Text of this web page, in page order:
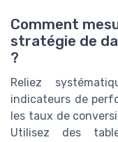
Comment
stratégie de
?
Reliez
indicateurs de
les taux de
Utilisez des